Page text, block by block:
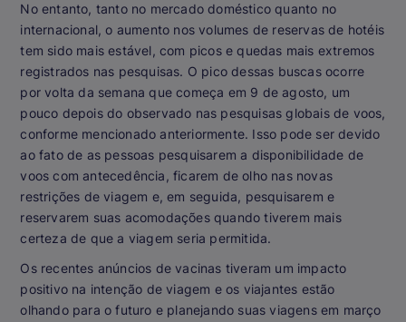
No entanto, tanto no mercado doméstico quanto no
internacional, o aumento nos volumes de reservas de hotéis
tem sido mais estável, com picos e quedas mais extremos
registrados nas pesquisas. O pico dessas buscas ocorre
por volta da semana que começa em 9 de agosto, um
pouco depois do observado nas pesquisas globais de voos,
conforme mencionado anteriormente. Isso pode ser devido
ao fato de as pessoas pesquisarem a disponibilidade de
voos com antecedência, ficarem de olho nas novas
restrições de viagem e, em seguida, pesquisarem e
reservarem suas acomodações quando tiverem mais
certeza de que a viagem seria permitida.
Os recentes anúncios de vacinas tiveram um impacto
positivo na intenção de viagem e os viajantes estão
olhando para o futuro e planejando suas viagens em março